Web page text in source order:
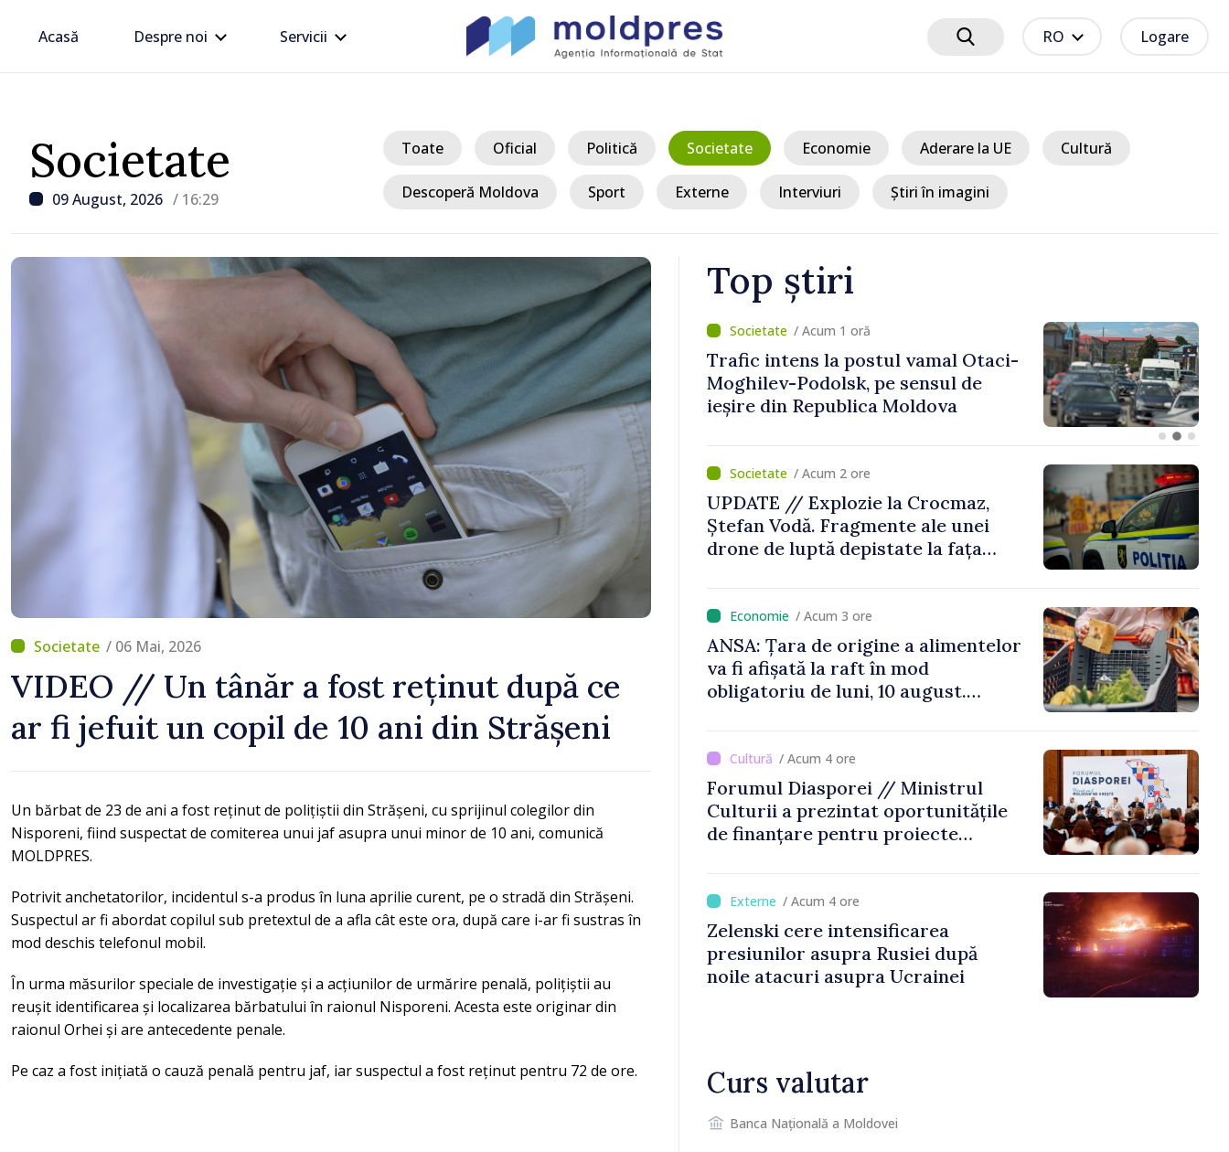
Acasă Despre noi Servicii RO Logare
Societate
09 August, 2026 / 16:29
Toate Oficial Politică Societate Economie Aderare la UE Cultură
Descoperă Moldova Sport Externe Interviuri Știri în imagini
/ 06 Mai, 2026
VIDEO // Un tânăr a fost reținut după ce
ar fi jefuit un copil de 10 ani din Strășeni
Un bărbat de 23 de ani a fost reținut de polițiștii din Strășeni, cu sprijinul colegilor din
Nisporeni, fiind suspectat de comiterea unui jaf asupra unui minor de 10 ani, comunică
MOLDPRES.
Potrivit anchetatorilor, incidentul s-a produs în luna aprilie curent, pe o stradă din Strășeni.
Suspectul ar fi abordat copilul sub pretextul de a afla cât este ora, după care i-ar fi sustras în
mod deschis telefonul mobil.
În urma măsurilor speciale de investigație și a acțiunilor de urmărire penală, polițiștii au
reușit identificarea și localizarea bărbatului în raionul Nisporeni. Acesta este originar din
raionul Orhei și are antecedente penale.
Pe caz a fost inițiată o cauză penală pentru jaf, iar suspectul a fost reținut pentru 72 de ore.
Top știri
/ Acum 1 oră
Trafic intens la postul vamal Otaci-
Moghilev-Podolsk, pe sensul de
ieșire din Republica Moldova
/ Acum 2 ore
VIDEO // Un TIR înmatriculat în
Republica Moldova a intrat în două
gospodării din Vaslui, România
/ Acum 2 ore
UPDATE // Explozie la Crocmaz,
Ștefan Vodă. Fragmente ale unei
drone de luptă depistate la fața
/ Acum 3 ore
ANSA: Țara de origine a alimentelor
va fi afișată la raft în mod
obligatoriu de luni, 10 august.
/ Acum 4 ore
Forumul Diasporei // Ministrul
Culturii a prezintat oportunitățile
de finanțare pentru proiecte
/ Acum 4 ore
Zelenski cere intensificarea
presiunilor asupra Rusiei după
noile atacuri asupra Ucrainei
Curs valutar
Banca Națională a Moldovei